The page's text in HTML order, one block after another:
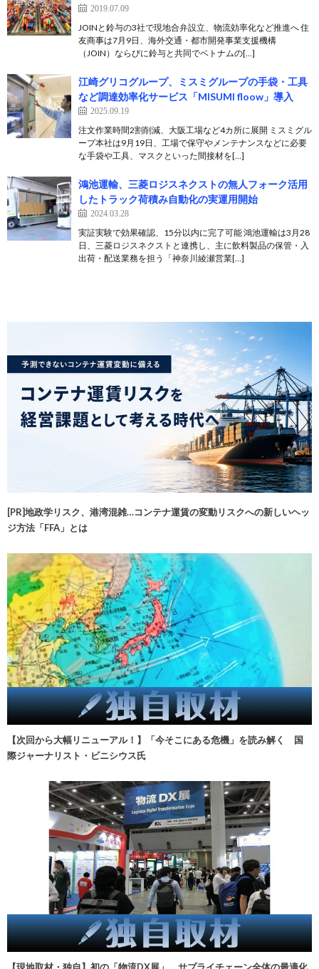
2019.07.09
JOINと鈴与の3社で現地合弁設立、物流効率化など推進へ 住
友商事は7月9日、海外交通・都市開発事業支援機構
（JOIN）ならびに鈴与と共同でベトナムの[…]
江崎グリコグループ、ミスミグループの手袋・工具
など調達効率化サービス「MISUMI floow」導入
2025.09.19
注文作業時間2割削減、大阪工場など4カ所に展開 ミスミグル
ープ本社は9月19日、工場で保守やメンテナンスなどに必要
な手袋や工具、マスクといった間接材を[…]
鴻池運輸、三菱ロジスネクストの無人フォーク活用
したトラック荷積み自動化の実運用開始
2024.03.28
実証実験で効果確認、15分以内に完了可能 鴻池運輸は3月28
日、三菱ロジスネクストと連携し、主に飲料製品の保管・入
出荷・配送業務を担う「神奈川綾瀬営業[…]
[PR]地政学リスク、港湾混雑…コンテナ運賃の変動リスクへの新しいヘッ
ジ方法「FFA」とは
【次回から大幅リニューアル！】「今そこにある危機」を読み解く 国
際ジャーナリスト・ビニシウス氏